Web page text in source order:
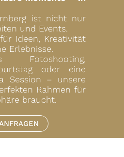
ist nicht nur
und Events.
Ideen, Kreativität
Erlebnisse.
Fotoshooting,
oder eine
Session – unsere
Rahmen für
braucht.